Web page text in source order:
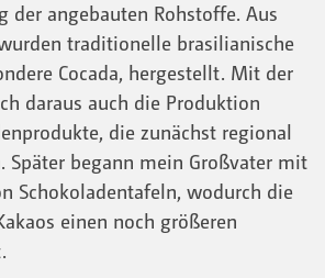
der angebauten Rohstoffe. Aus
traditionelle brasilianische
Cocada, hergestellt. Mit der
daraus auch die Produktion
die zunächst regional
Später begann mein Großvater mit
Schokoladentafeln, wodurch die
einen noch größeren